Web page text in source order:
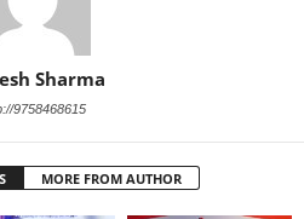
Sharma
9758468615
MORE FROM AUTHOR